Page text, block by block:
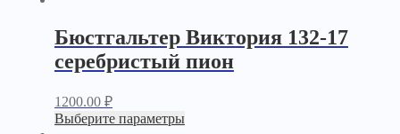
Бюстгальтер Виктория 132-17
серебристый пион
1200.00 ₽
Выберите параметры